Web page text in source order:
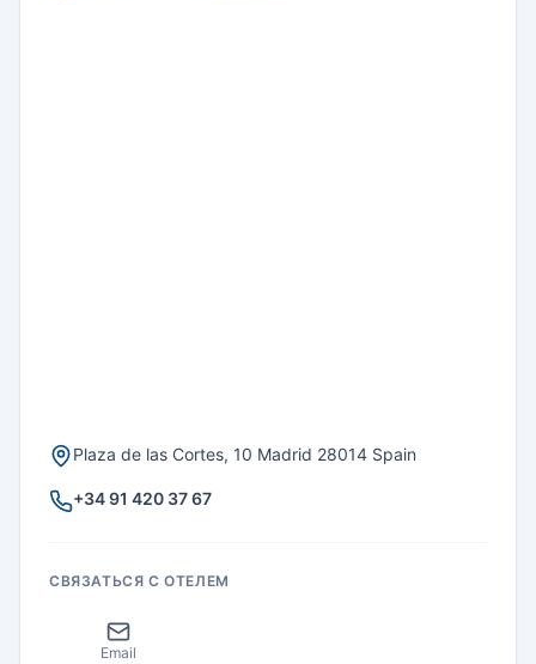
Plaza de las Cortes, 10 Madrid 28014 Spain
+34 91 420 37 67
СВЯЗАТЬСЯ С ОТЕЛЕМ
Email